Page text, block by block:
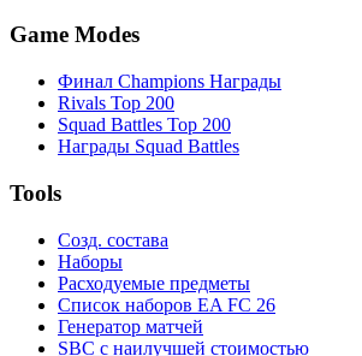
Game Modes
Финал Champions Награды
Rivals Top 200
Squad Battles Top 200
Награды Squad Battles
Tools
Созд. состава
Наборы
Расходуемые предметы
Список наборов EA FC 26
Генератор матчей
SBC с наилучшей стоимостью